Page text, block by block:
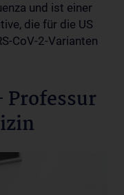
und ist einer
die für die US
CoV-2-Varianten